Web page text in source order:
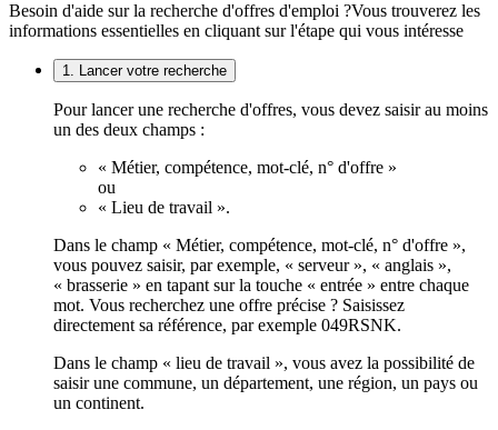
Besoin d'aide sur la recherche d'offres d'emploi ?Vous trouverez les
informations essentielles en cliquant sur l'étape qui vous intéresse
1. Lancer votre recherche
Pour lancer une recherche d'offres, vous devez saisir au moins
un des deux champs :
« Métier, compétence, mot-clé, n° d'offre »
ou
« Lieu de travail ».
Dans le champ « Métier, compétence, mot-clé, n° d'offre »,
vous pouvez saisir, par exemple, « serveur », « anglais »,
« brasserie » en tapant sur la touche « entrée » entre chaque
mot. Vous recherchez une offre précise ? Saisissez
directement sa référence, par exemple 049RSNK.
Dans le champ « lieu de travail », vous avez la possibilité de
saisir une commune, un département, une région, un pays ou
un continent.